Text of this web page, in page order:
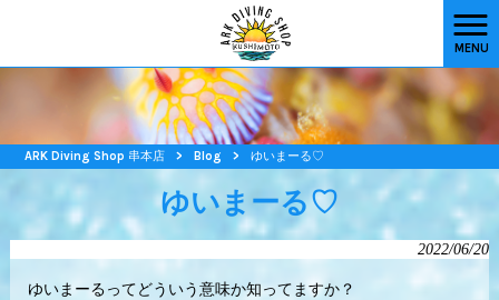
MENU
ARK Diving Shop 串本店 > Blog > ゆいまーる♡
ゆいまーる♡
2022/06/20
ゆいまーるってどういう意味か知ってますか？